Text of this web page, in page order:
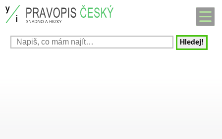
Hledej!